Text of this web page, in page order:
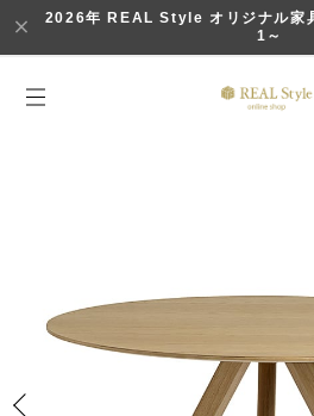
2026年 REAL Style オリジナル家
1～